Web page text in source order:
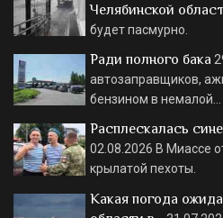
Челябинской
будет пасмурно.
Ради полного бака
автозаправщиков,
бензином в немалой…
Расплескалась
02.08.2026 В Миассе
крылатой пехоты.
Какая погода